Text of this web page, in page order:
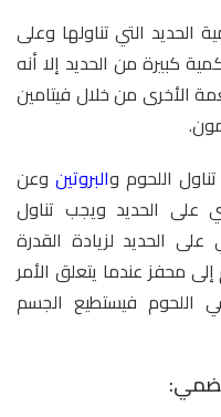
الحديد التي تناولها وعلى
كبيرة من الحديد إلا أنه
الأخرى من خلال فيتامين
اللحوم والبروتين وعن
على الحديد ويجب تناول
الحديد لزيادة القدرة
محفز عندما يتعلق الأمر
اللحوم فيستطيع الجسم